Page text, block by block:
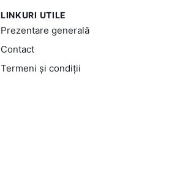
LINKURI UTILE
Prezentare generală
Contact
Termeni și condiții